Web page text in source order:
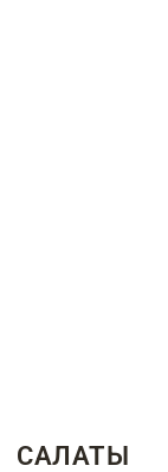
САЛАТЫ